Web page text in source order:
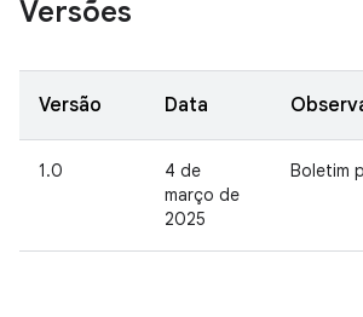
Versões
Versão Data
1.0
4 de
março de
2025
Boletim